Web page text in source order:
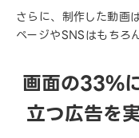
さらに、制作した動画
ページやSNSはもちろ
画面の33%
立つ広告を